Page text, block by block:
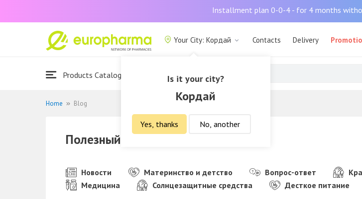
Installment plan 0-0-4 - for 4 months
Your City: Кордай
Is it your city?
Кордай
Yes, thanks No, another
Contacts Delivery
About Us
Products Catalogue
Home Blog
Полезный блог о здоровье
Новости Материнство и детство Вопрос-ответ
Медицина
Солнцезащитные средства Десткое питание